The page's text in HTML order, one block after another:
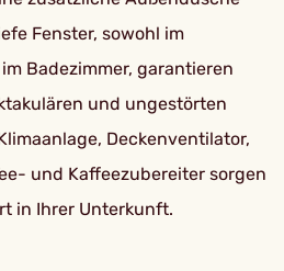
Fenster, sowohl im
Badezimmer, garantieren
und ungestörten
Deckenventilator,
und Kaffeezubereiter sorgen
in Ihrer Unterkunft.